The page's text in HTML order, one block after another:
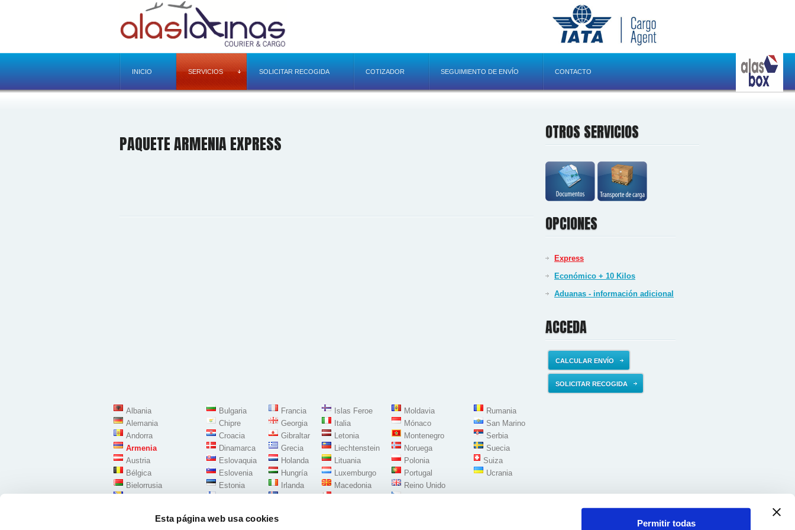
Esta página web usa cookies Permitir todas
INICIO SERVICIOS SOLICITAR RECOGIDA COTIZADOR SEGUIMIENTO DE ENVÍO CONTACTO
PAQUETE ARMENIA EXPRESS
OTROS SERVICIOS
OPCIONES
Express
Económico + 10 Kilos
Aduanas - información adicional
ACCEDA
CALCULAR ENVÍO
SOLICITAR RECOGIDA
Albania
Alemania
Andorra
Armenia
Austria
Bélgica
Bielorrusia
Bulgaria
Chipre
Croacia
Dinamarca
Eslovaquia
Eslovenia
Estonia
Francia
Georgia
Gibraltar
Grecia
Holanda
Hungría
Irlanda
Islas Feroe
Italia
Letonia
Liechtenstein
Lituania
Luxemburgo
Macedonia
Moldavia
Mónaco
Montenegro
Noruega
Polonia
Portugal
Reino Unido
Rumania
San Marino
Serbia
Suecia
Suiza
Ucrania